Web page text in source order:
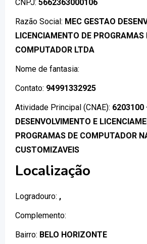
CNPJ: 5662363000106
Razão Social: MEC GESTAO
LICENCIAMENTO DE PROGRAMAS
COMPUTADOR LTDA
Nome de fantasia:
Contato: 94991332925
Atividade Principal (CNAE): 6203100
DESENVOLVIMENTO E
PROGRAMAS DE COMPUTADOR
CUSTOMIZAVEIS
Localização
Logradouro: ,
Complemento:
Bairro: BELO HORIZONTE